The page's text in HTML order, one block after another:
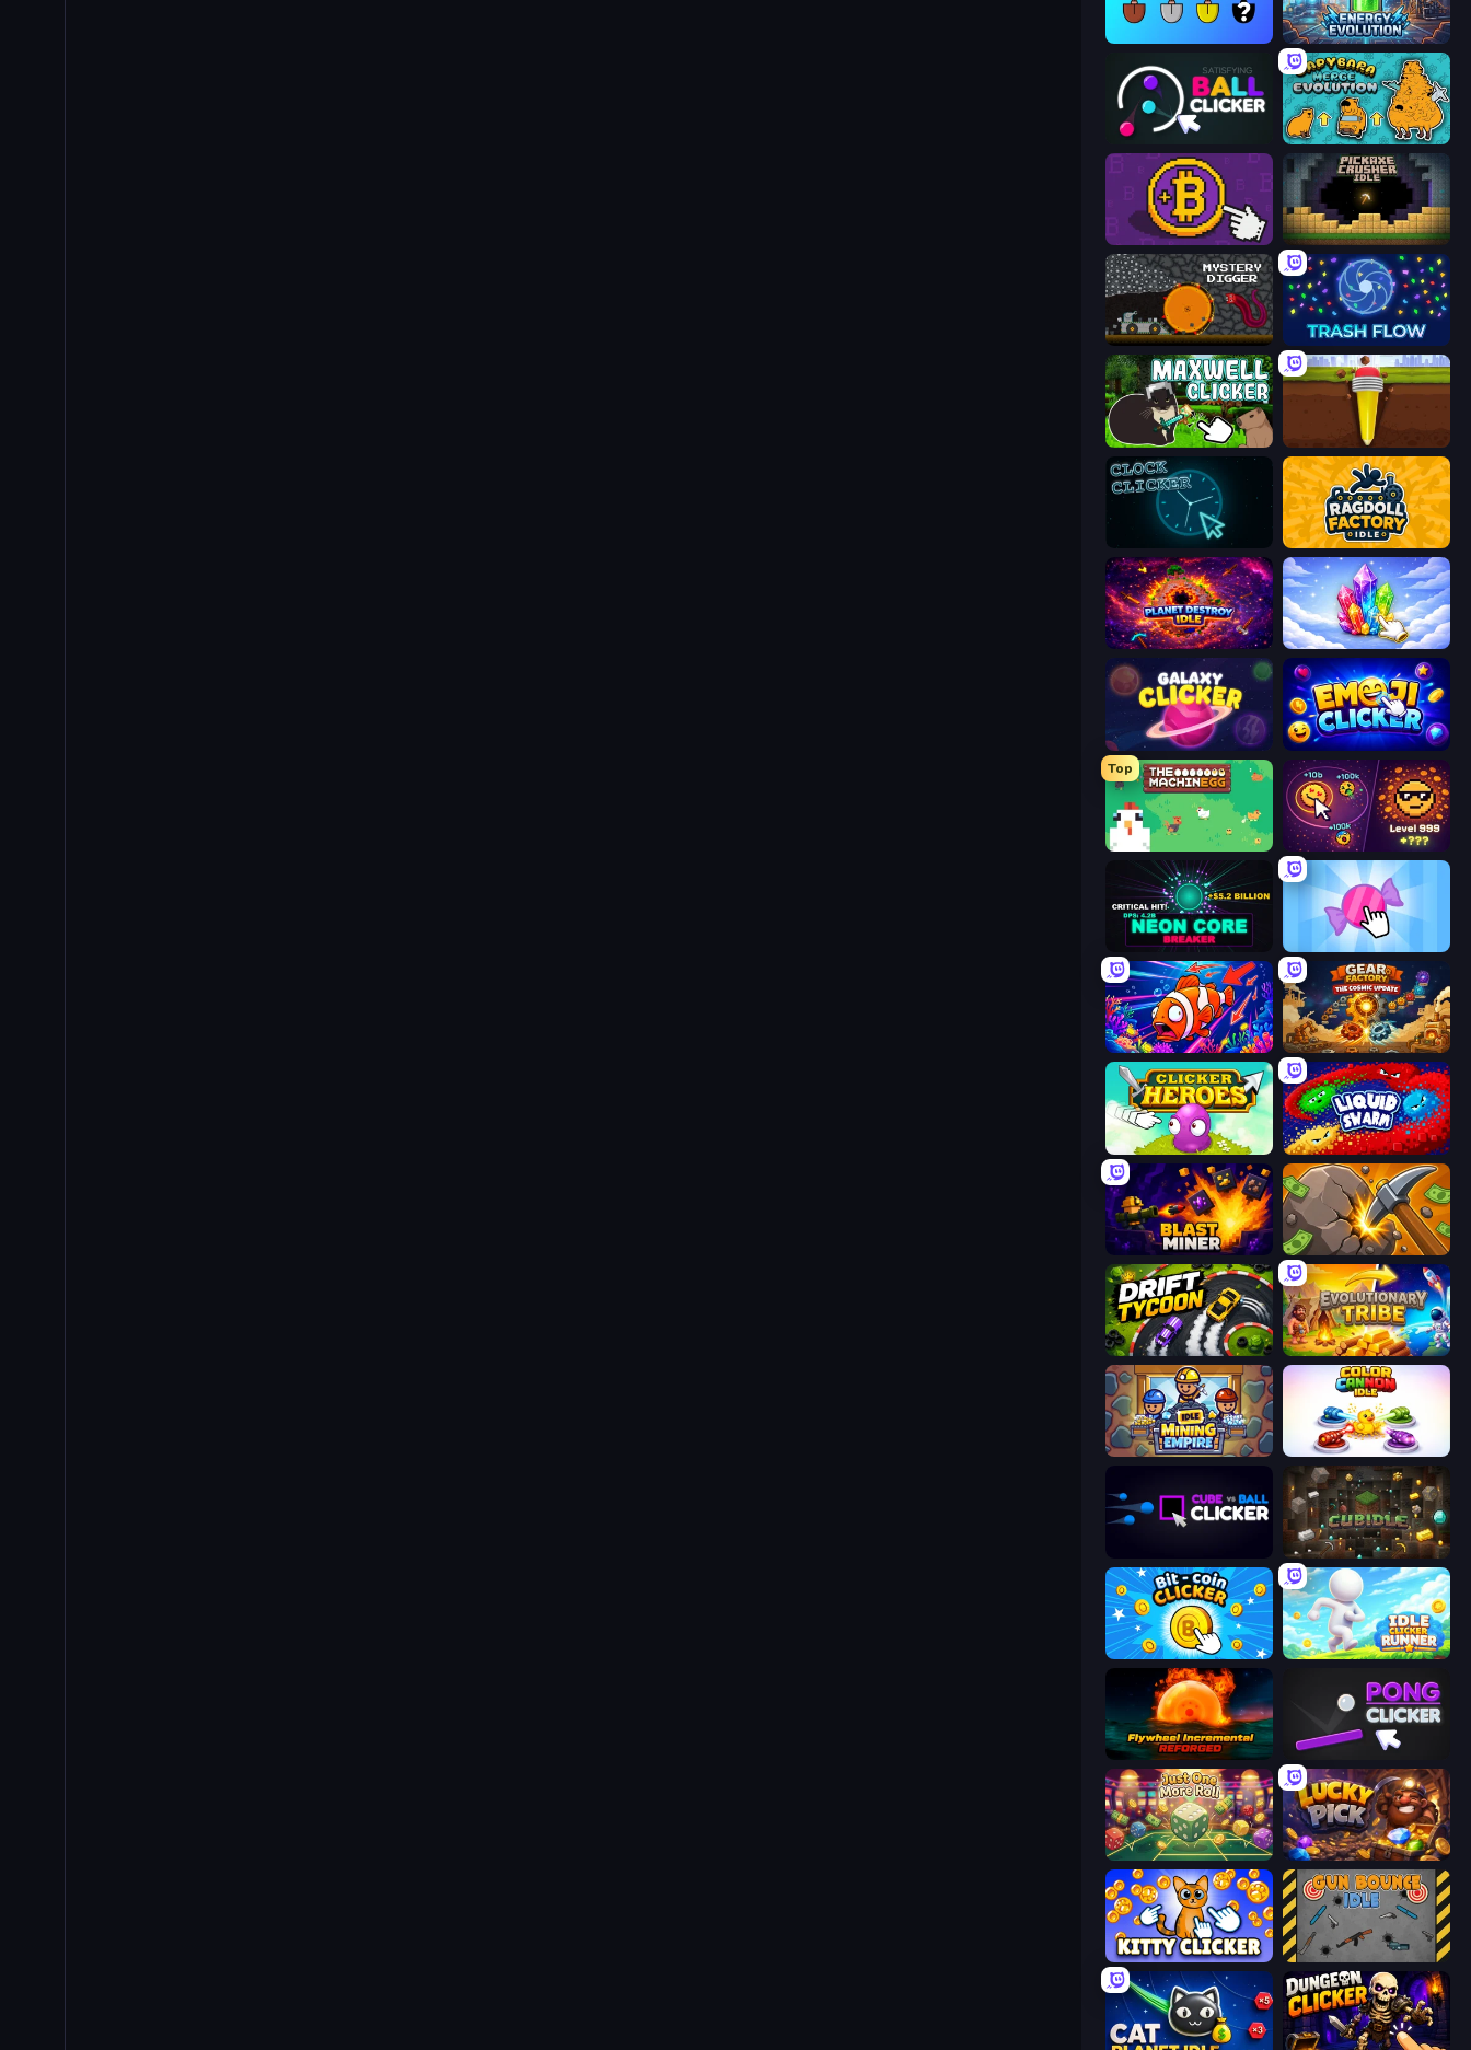
Energy Evolution
Satisfying Ball Clicker Capybara Merge Evolution
Money Maker Pickaxe Crusher Idle
Mystery Digger Trash Flow
Maxwell Clicker Pen Dig
Clock Clicker Ragdoll Factory Idle
Planet Destroy Idle Crystalia Idle Clicker
Galaxy Clicker Emoji Clickers
Top
The MachinEGG Dominate All Shapes
Neon Core Breaker Candy Clicker 2
Fish Catch Idle Gear Factory
Clicker Heroes Liquid Swarm
Blast Miner Mine Clicker
Drift Tycoon Evolutionary Tribe
Idle Mining Empire Color Cannon Idle
Cubidle
Bit-coin Clicker Idle Clicker Runner
Flywheel Incremental: Reforged Pong Clicker
Just One More Roll Lucky Pick
Kitty Clicker Gun Bounce Idle